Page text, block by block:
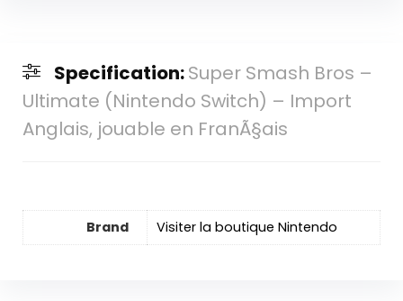
Specification:Super Smash Bros –
Ultimate (Nintendo Switch) – Import
Anglais, jouable en FranÃ§ais
Brand Visiter la boutique Nintendo